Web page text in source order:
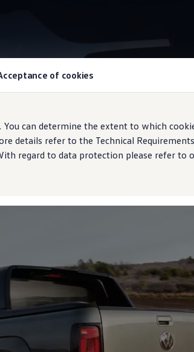
of cookies
can determine the extent to which
details refer to the Technical
regard to data protection please refer to
Frenos